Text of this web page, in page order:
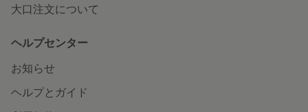
大口注文について
ヘルプセンター
お知らせ
ヘルプとガイド